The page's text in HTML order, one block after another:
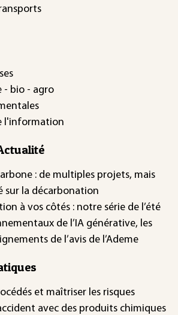
- bio - agro
l'information
: de multiples projets, mais
sur la décarbonation
à vos côtés : notre série de l’été
de l’IA générative, les
de l’avis de l’Ademe
et maîtriser les risques
avec des produits chimiques